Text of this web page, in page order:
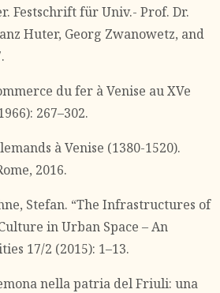
Festschrift für Univ.- Prof. Dr.
Huter, Georg Zwanowetz, and
du fer à Venise au XVe
267–302.
à Venise (1380-1520).
2016.
Stefan. “The Infrastructures of
in Urban Space – An
17/2 (2015): 1–13.
nella patria del Friuli: una